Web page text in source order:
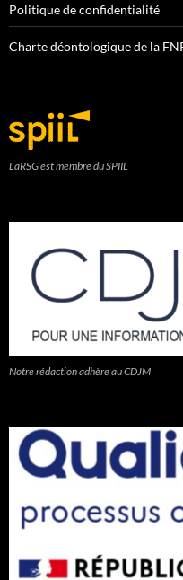
Politique de confidentialité
Charte déontologique de la
LaRSG est membre du SPIIL
Notre rédaction adhère au CDJM